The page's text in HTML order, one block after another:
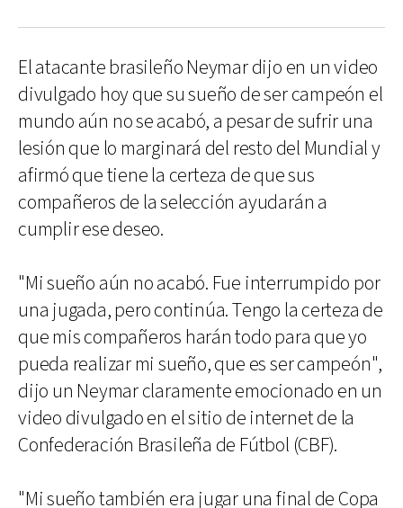
El atacante brasileño Neymar dijo en un video
divulgado hoy que su sueño de ser campeón el
mundo aún no se acabó, a pesar de sufrir una
lesión que lo marginará del resto del Mundial y
afirmó que tiene la certeza de que sus
compañeros de la selección ayudarán a
cumplir ese deseo.
"Mi sueño aún no acabó. Fue interrumpido por
una jugada, pero continúa. Tengo la certeza de
que mis compañeros harán todo para que yo
pueda realizar mi sueño, que es ser campeón",
dijo un Neymar claramente emocionado en un
video divulgado en el sitio de internet de la
Confederación Brasileña de Fútbol (CBF).
"Mi sueño también era jugar una final de Copa